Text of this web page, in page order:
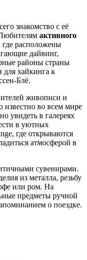
знакомство с её
активного
где расположены
дайвинг,
районы страны
для хайкинга к
Блё.
живописи и
известно во всем мире
увидеть в галереях
в уютных
, где открываются
атмосферой в
сувенирами.
из металла, резьбу
или ром. На
предметы ручной
о поездке.